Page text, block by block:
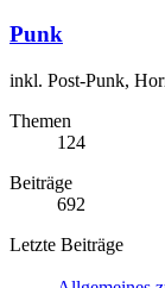
Punk
inkl. Post-Punk,
Themen
124
Beiträge
692
Letzte Beiträge